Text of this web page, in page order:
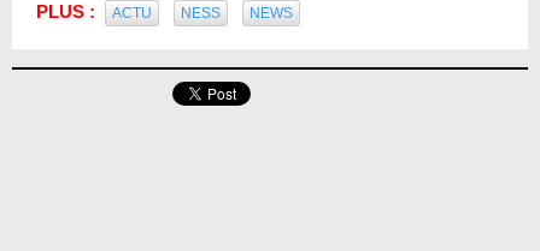
PLUS : ACTU NESS NEWS